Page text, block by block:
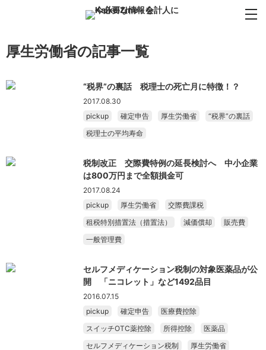
厚生労働省の記事一覧
“税界”の裏話 税理士の死亡月に特徴！？
2017.08.30
pickup
確定申告 厚生労働省
“税界”の裏話
税理士の平均寿命
税制改正 交際費特例の延長検討へ 中小企業
は800万円まで全額損金可
2017.08.24
pickup
厚生労働省
交際費課税
租税特別措置法（措置法）
減価償却
販売費
一般管理費
セルフメディケーション税制の対象医薬品が公
開 「ニコレット」など1492品目
2016.07.15
pickup
確定申告
医療費控除
スイッチOTC薬控除
所得控除
医薬品
セルフメディケーション税制
厚生労働省